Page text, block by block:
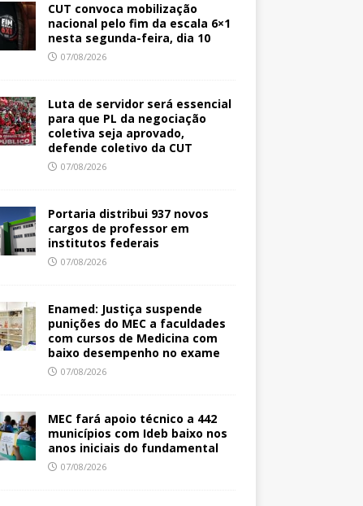
CUT convoca mobilização
nacional pelo fim da escala 6×1
nesta segunda-feira, dia 10
07/08/2026
Luta de servidor será essencial
para que PL da negociação
coletiva seja aprovado,
defende coletivo da CUT
07/08/2026
Portaria distribui 937 novos
cargos de professor em
institutos federais
07/08/2026
Enamed: Justiça suspende
punições do MEC a faculdades
com cursos de Medicina com
baixo desempenho no exame
07/08/2026
MEC fará apoio técnico a 442
municípios com Ideb baixo nos
anos iniciais do fundamental
07/08/2026